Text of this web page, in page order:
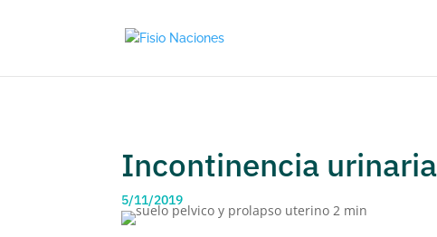
Incontinencia
5/11/2019